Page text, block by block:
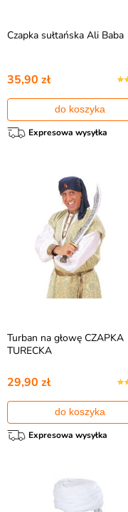
Czapka sułtańska Ali Baba
35,90 zł
do koszyka
Expresowa wysyłka
Turban na głowę CZAPKA
TURECKA
29,90 zł
do koszyka
Expresowa wysyłka